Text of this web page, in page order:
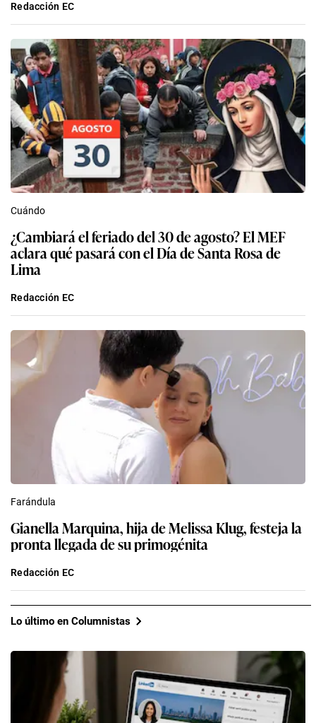
Redacción EC
Cuándo
¿Cambiará el feriado del 30 de agosto? El MEF
aclara qué pasará con el Día de Santa Rosa de
Lima
Redacción EC
Farándula
Gianella Marquina, hija de Melissa Klug, festeja la
pronta llegada de su primogénita
Redacción EC
Lo último en Columnistas